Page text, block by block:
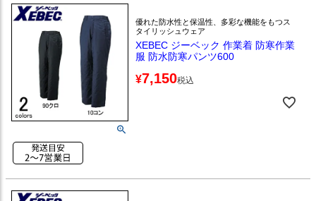
優れた防水性と保温性、多彩な機能をもつス
タイリッシュウェア
XEBEC ジーベック 作業着 防寒作業
服 防水防寒パンツ600
¥7,150税込